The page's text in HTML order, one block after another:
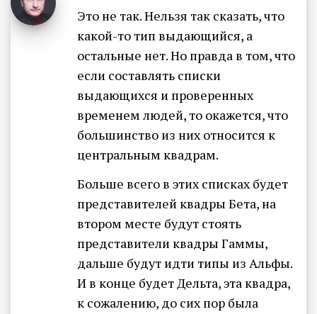
Это не так. Нельзя так сказать, что
какой-то тип выдающийся, а
остальные нет. Но правда в том, что
если составлять списки
выдающихся и проверенных
временем людей, то окажется, что
большинство из них относится к
центральным квадрам.
Больше всего в этих списках будет
представителей квадры Бета, на
втором месте будут стоять
представители квадры Гаммы,
дальше будут идти типы из Альфы.
И в конце будет Дельта, эта квадра,
к сожалению, до сих пор была